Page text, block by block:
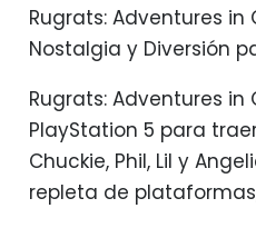
Rugrats: Adventures in
Nostalgia y Diversión
Rugrats: Adventures
PlayStation 5 para
Chuckie, Phil, Lil y
repleta de